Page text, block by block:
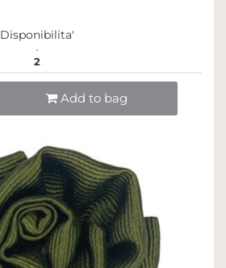
Disponibilita'
2
Add to bag